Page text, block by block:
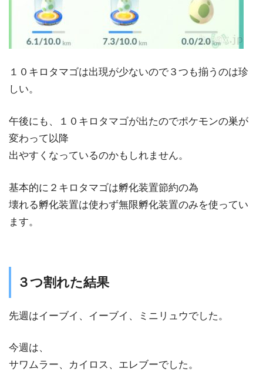
１０キロタマゴは出現が少ないので３つも揃うのは珍
しい。
午後にも、１０キロタマゴが出たのでポケモンの巣が
変わって以降
出やすくなっているのかもしれません。
基本的に２キロタマゴは孵化装置節約の為
壊れる孵化装置は使わず無限孵化装置のみを使ってい
ます。
３つ割れた結果
先週はイーブイ、イーブイ、ミニリュウでした。
今週は、
サワムラー、カイロス、エレブーでした。